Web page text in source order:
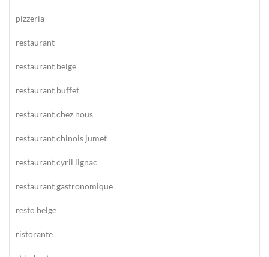
pizzeria
restaurant
restaurant belge
restaurant buffet
restaurant chez nous
restaurant chinois jumet
restaurant cyril lignac
restaurant gastronomique
resto belge
ristorante